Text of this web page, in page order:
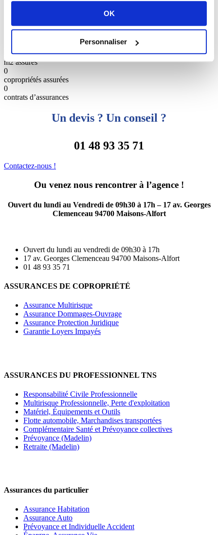
OK
Personnaliser
POURQUOI NOUS CHOISIR ?
m2 assurés
0
copropriétés assurées
0
contrats d’assurances
Un devis ? Un conseil ?
01 48 93 35 71
Contactez-nous !
Ou venez nous rencontrer à l’agence !
Ouvert du lundi au Vendredi de 09h30 à 17h – 17 av. Georges
Clemenceau 94700 Maisons-Alfort
Ouvert du lundi au vendredi de 09h30 à 17h
17 av. Georges Clemenceau 94700 Maisons-Alfort
01 48 93 35 71
ASSURANCES DE COPROPRIÉTÉ
Assurance Multirisque
Assurance Dommages-Ouvrage
Assurance Protection Juridique
Garantie Loyers Impayés
ASSURANCES DU PROFESSIONNEL TNS
Responsabilité Civile Professionnelle
Multirisque Professionnelle, Perte d'exploitation
Matériel, Équipements et Outils
Flotte automobile, Marchandises transportées
Complémentaire Santé et Prévoyance collectives
Prévoyance (Madelin)
Retraite (Madelin)
Assurances du particulier
Assurance Habitation
Assurance Auto
Prévoyance et Individuelle Accident